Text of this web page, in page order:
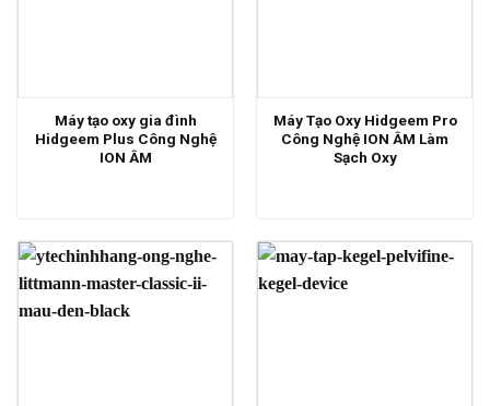
Máy tạo oxy gia đình
Hidgeem Plus Công Nghệ
ION ÂM
Máy Tạo Oxy Hidgeem Pro
Công Nghệ ION ÂM Làm
Sạch Oxy